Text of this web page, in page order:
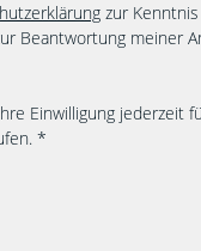
zur
Beantwortung meiner
Einwilligung jederzeit
*